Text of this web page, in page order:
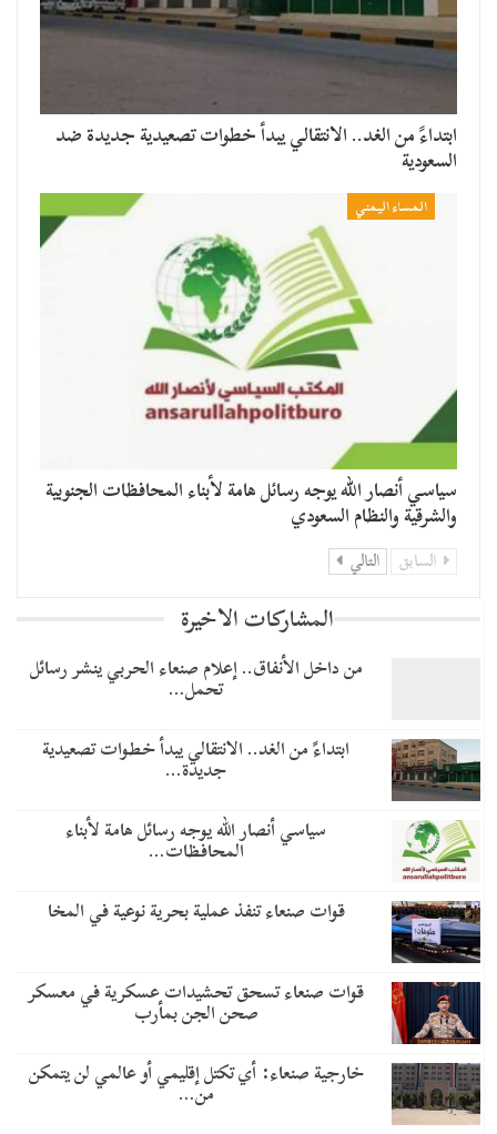
​ابتداءً من الغد.. الانتقالي يبدأ خطوات تصعيدية جديدة ضد
السعودية
المساء اليمني
سياسي أنصار الله يوجه رسائل هامة لأبناء المحافظات الجنوبية
والشرقية والنظام السعودي
السابق التالي
المشاركات الاخيرة
من داخل الأنفاق.. إعلام صنعاء الحربي ينشر رسائل
تحمل…
​ابتداءً من الغد.. الانتقالي يبدأ خطوات تصعيدية
جديدة…
سياسي أنصار الله يوجه رسائل هامة لأبناء
المحافظات…
قوات صنعاء تنفذ عملية بحرية نوعية في المخا
قوات صنعاء تسحق تحشيدات عسكرية في معسكر
صحن الجن بمأرب
خارجية صنعاء: أي تكتل إقليمي أو عالمي لن يتمكن
من…